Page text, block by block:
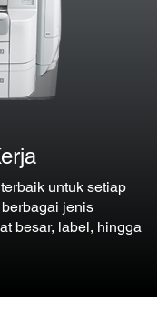
untuk setiap
jenis
besar, label, hingga